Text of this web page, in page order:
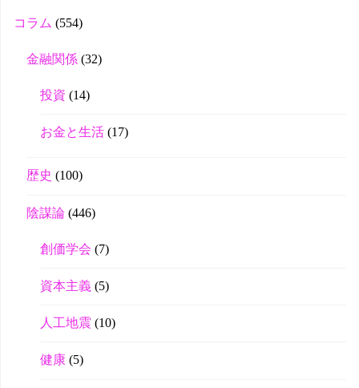
コラム (554)
金融関係 (32)
投資 (14)
お金と生活(17)
歴史 (100)
陰謀論 (446)
創価学会 (7)
資本主義(5)
人工地震 (10)
健康(5)